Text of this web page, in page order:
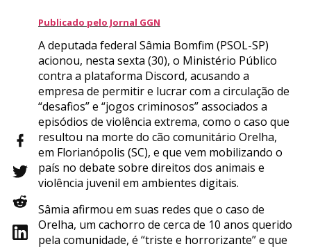
Publicado pelo Jornal GGN
A deputada federal Sâmia Bomfim (PSOL-SP)
acionou, nesta sexta (30), o Ministério Público
contra a plataforma Discord, acusando a
empresa de permitir e lucrar com a circulação de
“desafios” e “jogos criminosos” associados a
episódios de violência extrema, como o caso que
resultou na morte do cão comunitário Orelha,
em Florianópolis (SC), e que vem mobilizando o
país no debate sobre direitos dos animais e
violência juvenil em ambientes digitais.
Sâmia afirmou em suas redes que o caso de
Orelha, um cachorro de cerca de 10 anos querido
pela comunidade, é “triste e horrorizante” e que